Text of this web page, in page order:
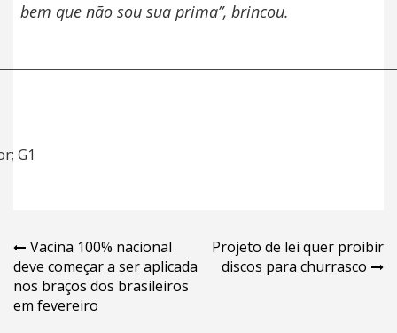
bem que não sou sua prima”, brincou.
G1
Navegação
de
Post
Vacina 100% nacional
deve começar a ser aplicada
nos braços dos brasileiros
em fevereiro
Projeto de lei quer proibir
discos para churrasco